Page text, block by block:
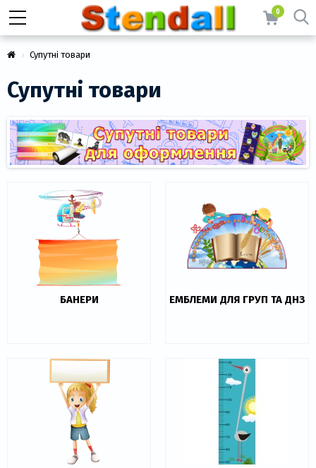
0
Супутні товари
Супутні товари
БАНЕРИ ЕМБЛЕМИ ДЛЯ ГРУП ТА ДНЗ